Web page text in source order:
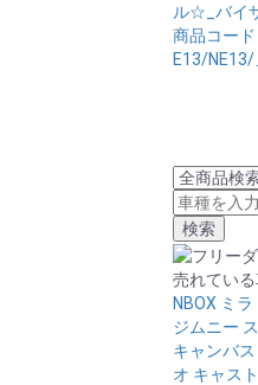
ル☆_バイ
商品コー
E13/
売れてい
NBOX ミラ
ジムニー
キャンバス
オ キャスト